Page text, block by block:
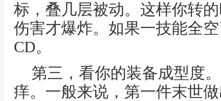
标，叠几层被动。这样你转
伤害才爆炸。如果一技能全
CD。
第三，看你的装备成型度
痒。一般来说，第一件末世